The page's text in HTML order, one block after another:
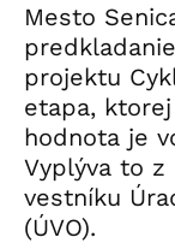
Mesto
projektu
etapa,
hodnota je
Vyplýva to z
vestníku
(ÚVO).